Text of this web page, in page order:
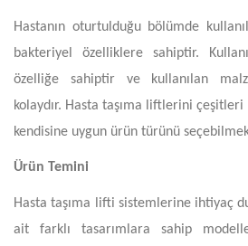
Hastanın oturtulduğu bölümde
bakteriyel özelliklere sahiptir.
özelliğe sahiptir ve kullanılan
kolaydır. Hasta taşıma liftlerini
kendisine uygun ürün türünü
Ürün Temini
Hasta taşıma lifti sistemlerine ihtiyaç
ait farklı tasarımlara sahip